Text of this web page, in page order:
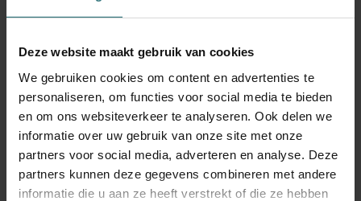
Deze website maakt gebruik van cookies
We gebruiken cookies om content en advertenties te
personaliseren, om functies voor social media te bieden
en om ons websiteverkeer te analyseren. Ook delen we
informatie over uw gebruik van onze site met onze
partners voor social media, adverteren en analyse. Deze
partners kunnen deze gegevens combineren met andere
informatie die u aan ze heeft verstrekt of die ze hebben
INRB als diagnostisch referentiecentrum zijn essentieel
referentielaboratorium voor menselijke Afrikaanse
trypanosomiase van het INRB heeft zijn sporen verdiend
en is een genoegen om mee samen te werken", aldus
prof. Philippe Büscher, hoofd van de Dienst Diagnostische
Parasitologie van het ITG.
De inspanningen om slaapziekte in de DRC te elimineren
worden geleid door het nationale bestrijdingsprogramma